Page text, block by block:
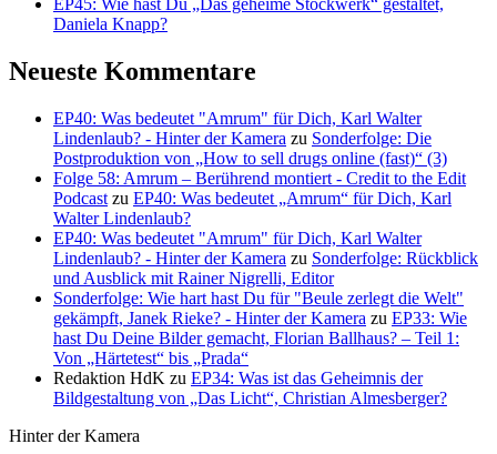
EP45: Wie hast Du „Das geheime Stockwerk“ gestaltet,
Daniela Knapp?
Neueste Kommentare
EP40: Was bedeutet "Amrum" für Dich, Karl Walter
Lindenlaub? - Hinter der Kamera zu Sonderfolge: Die
Postproduktion von „How to sell drugs online (fast)“ (3)
Folge 58: Amrum – Berührend montiert - Credit to the Edit
Podcast zu EP40: Was bedeutet „Amrum“ für Dich, Karl
Walter Lindenlaub?
EP40: Was bedeutet "Amrum" für Dich, Karl Walter
Lindenlaub? - Hinter der Kamera zu Sonderfolge: Rückblick
und Ausblick mit Rainer Nigrelli, Editor
Sonderfolge: Wie hart hast Du für "Beule zerlegt die Welt"
gekämpft, Janek Rieke? - Hinter der Kamera zu EP33: Wie
hast Du Deine Bilder gemacht, Florian Ballhaus? – Teil 1:
Von „Härtetest“ bis „Prada“
Redaktion HdK zu EP34: Was ist das Geheimnis der
Bildgestaltung von „Das Licht“, Christian Almesberger?
Hinter der Kamera